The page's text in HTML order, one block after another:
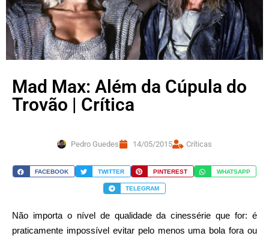
Mad Max: Além da Cúpula do
Trovão | Crítica
Pedro Guedes 14/05/2015 Críticas
FACEBOOK TWITTER PINTEREST WHATSAPP
TELEGRAM
Não importa o nível de qualidade da cinessérie que for: é
praticamente impossível evitar pelo menos uma bola fora ou